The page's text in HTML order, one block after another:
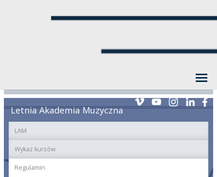
Letnia Akademia Muzyczna
LAM
Wykaz kursów
Regulamin